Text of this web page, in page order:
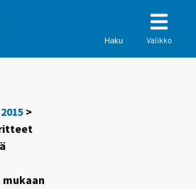
Haku Valikko
2015 >